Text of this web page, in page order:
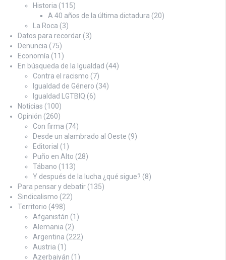
Historia (115)
A 40 años de la última dictadura (20)
La Roca (3)
Datos para recordar (3)
Denuncia (75)
Economía (11)
En búsqueda de la Igualdad (44)
Contra el racismo (7)
Igualdad de Género (34)
Igualdad LGTBIQ (6)
Noticias (100)
Opinión (260)
Con firma (74)
Desde un alambrado al Oeste (9)
Editorial (1)
Puño en Alto (28)
Tábano (113)
Y después de la lucha ¿qué sigue? (8)
Para pensar y debatir (135)
Sindicalismo (22)
Territorio (498)
Afganistán (1)
Alemania (2)
Argentina (222)
Austria (1)
Azerbaiyán (1)